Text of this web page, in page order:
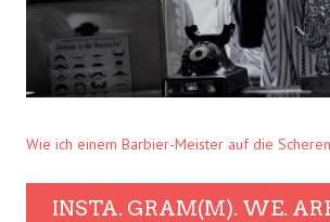
Wie ich einem Barbier-Meister auf die
INSTA. GRAM(M). WE.